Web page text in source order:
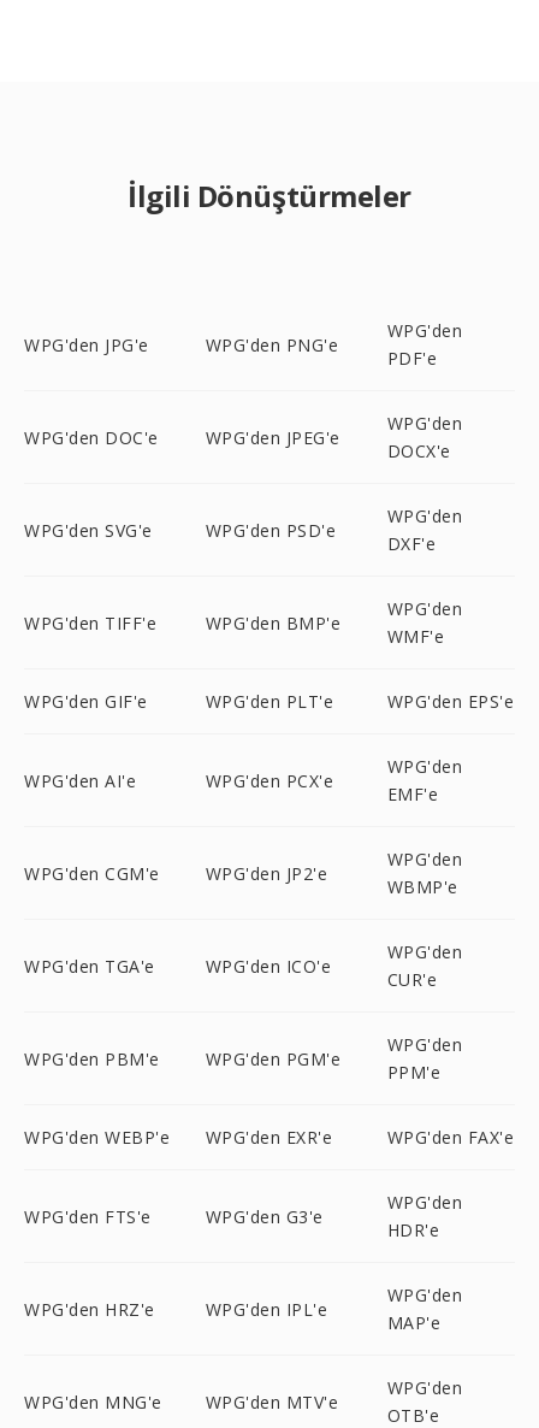
İlgili Dönüştürmeler
WPG'den JPG'e WPG'den PNG'e
WPG'den
PDF'e
WPG'den DOC'e WPG'den JPEG'e
WPG'den
DOCX'e
WPG'den SVG'e WPG'den PSD'e
WPG'den
DXF'e
WPG'den TIFF'e WPG'den BMP'e
WPG'den
WMF'e
WPG'den GIF'e WPG'den PLT'e WPG'den EPS'e
WPG'den AI'e WPG'den PCX'e
WPG'den
EMF'e
WPG'den CGM'e WPG'den JP2'e
WPG'den
WBMP'e
WPG'den TGA'e WPG'den ICO'e
WPG'den
CUR'e
WPG'den PBM'e WPG'den PGM'e
WPG'den
PPM'e
WPG'den WEBP'e WPG'den EXR'e WPG'den FAX'e
WPG'den FTS'e WPG'den G3'e
WPG'den
HDR'e
WPG'den HRZ'e WPG'den IPL'e
WPG'den
MAP'e
WPG'den MNG'e WPG'den MTV'e
WPG'den
OTB'e